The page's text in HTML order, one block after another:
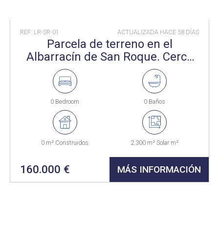
REF: LR-SR-01 ACTUALIZADA HACE 58 DÍAS
Parcela de terreno en el
Albarracín de San Roque. Cerca
de Sotogrande.
0 Bedroom 0 Baños
0 m² Construidos 2.300 m² Solar m²
160.000 € MÁS INFORMACIÓN